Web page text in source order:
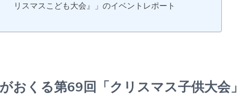
リスマスこども大会』」のイベントレポート
おくる第69回「クリスマス子供大会」